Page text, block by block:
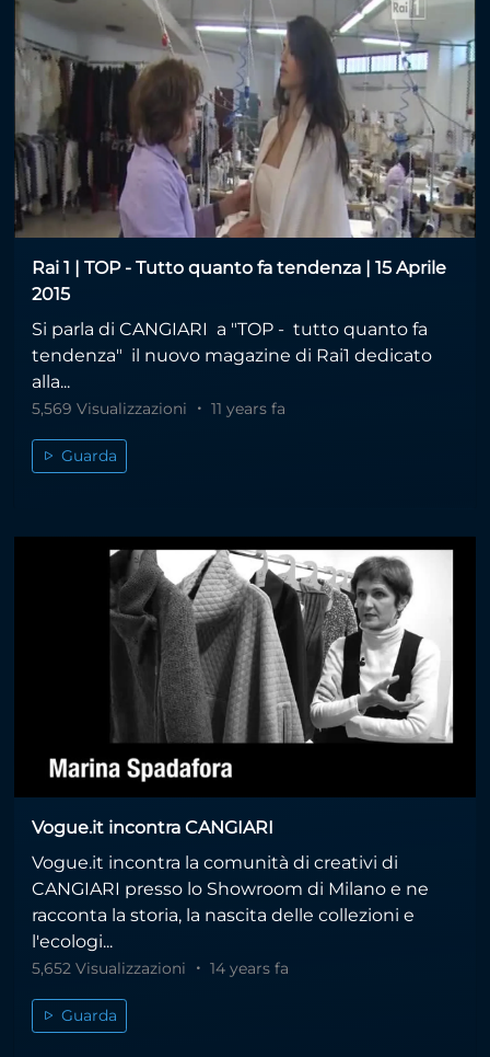
Rai 1 | TOP - Tutto quanto fa tendenza | 15 Aprile
2015
Si parla di CANGIARI a "TOP - tutto quanto fa
tendenza" il nuovo magazine di Rai1 dedicato
alla...
5,569 Visualizzazioni 11 years fa
Guarda
Vogue.it incontra CANGIARI
Vogue.it incontra la comunità di creativi di
CANGIARI presso lo Showroom di Milano e ne
racconta la storia, la nascita delle collezioni e
l'ecologi...
5,652 Visualizzazioni 14 years fa
Guarda